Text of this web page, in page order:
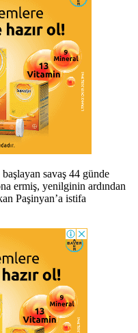
savaş 44 günde
ermiş, yenilginin ardından
Paşinyan’a istifa